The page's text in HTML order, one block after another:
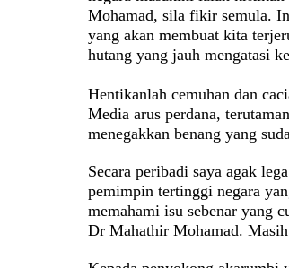
Mohamad, sila fikir semula.
yang akan membuat kita
hutang yang jauh mengatasi
Hentikanlah cemuhan dan
Media arus perdana,
menegakkan benang yang
Secara peribadi saya agak
pemimpin tertinggi negara
memahami isu sebenar yang
Dr Mahathir Mohamad. Masih